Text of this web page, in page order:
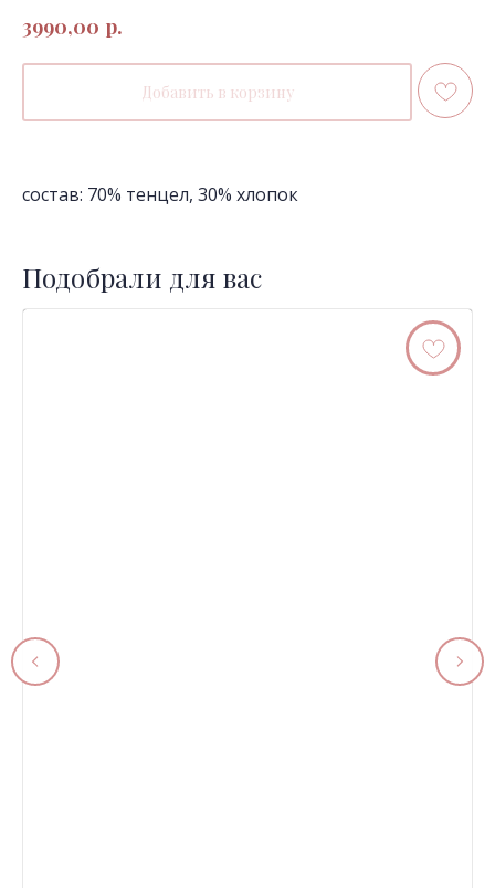
3990,00 р.
Добавить в корзину
состав: 70% тенцел, 30% хлопок
Подобрали для вас